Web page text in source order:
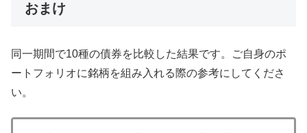
おまけ
同一期間で10種の債券を比較した結果です。ご自身のポ
ートフォリオに銘柄を組み入れる際の参考にしてくださ
い。